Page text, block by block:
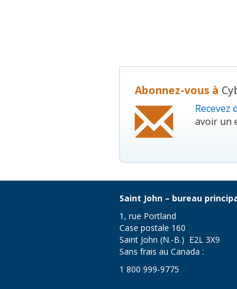
Abonnez-vous à
Recevez
avoir un
Saint John – bureau
1, rue Portland
Case postale 160
Saint John (N.-B.) E2L 3X9
Sans frais au Canada :
1 800 999-9775